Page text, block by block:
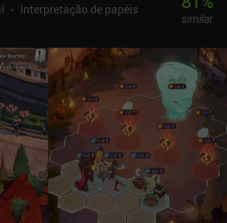
Interpretação de papéis
similar